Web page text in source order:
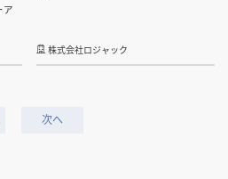
ア
株式会社ロジャック